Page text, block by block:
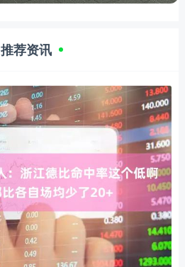
推荐资讯